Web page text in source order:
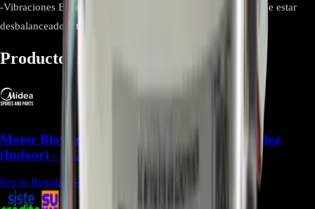
-Vibraciones Excesivas: Un motor que vibra demasiado puede estar
desbalanceado o tener partes desgastadas
Productos relacionados
Motor Blower 11002012001871 para Aire Midea
(Indoor) - REP-942
Precio Regular: $